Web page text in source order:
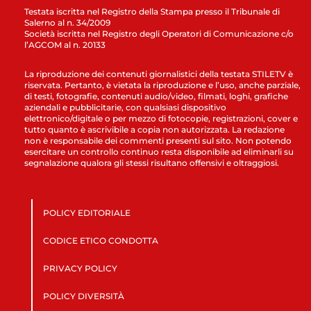
Testata iscritta nel Registro della Stampa presso il Tribunale di
Salerno al n. 34/2009
Società iscritta nel Registro degli Operatori di Comunicazione c/o
l’AGCOM al n. 20133
La riproduzione dei contenuti giornalistici della testata STILETV è
riservata. Pertanto, è vietata la riproduzione e l’uso, anche parziale,
di testi, fotografie, contenuti audio/video, filmati, loghi, grafiche
aziendali e pubblicitarie, con qualsiasi dispositivo
elettronico/digitale o per mezzo di fotocopie, registrazioni, cover e
tutto quanto è ascrivibile a copia non autorizzata. La redazione
non è responsabile dei commenti presenti sul sito. Non potendo
esercitare un controllo continuo resta disponibile ad eliminarli su
segnalazione qualora gli stessi risultano offensivi e oltraggiosi.
POLICY EDITORIALE
CODICE ETICO CONDOTTA
PRIVACY POLICY
POLICY DIVERSITÀ